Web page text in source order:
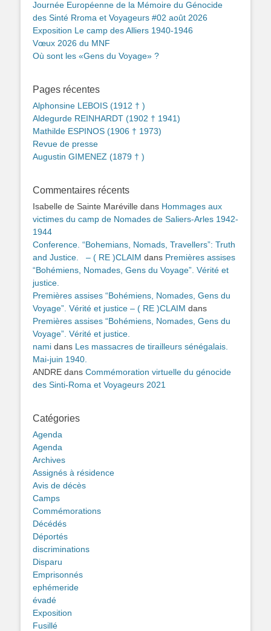
Journée Européenne de la Mémoire du Génocide
des Sinté Rroma et Voyageurs #02 août 2026
Exposition Le camp des Alliers 1940-1946
Vœux 2026 du MNF
Où sont les «Gens du Voyage» ?
Pages récentes
Alphonsine LEBOIS (1912 † )
Aldegurde REINHARDT (1902 † 1941)
Mathilde ESPINOS (1906 † 1973)
Revue de presse
Augustin GIMENEZ (1879 † )
Commentaires récents
Isabelle de Sainte Maréville dans Hommages aux
victimes du camp de Nomades de Saliers-Arles 1942-
1944
Conference. “Bohemians, Nomads, Travellers”: Truth
and Justice. – ( RE )CLAIM dans Premières assises
“Bohémiens, Nomades, Gens du Voyage”. Vérité et
justice.
Premières assises “Bohémiens, Nomades, Gens du
Voyage”. Vérité et justice – ( RE )CLAIM dans
Premières assises “Bohémiens, Nomades, Gens du
Voyage”. Vérité et justice.
nami dans Les massacres de tirailleurs sénégalais.
Mai-juin 1940.
ANDRE dans Commémoration virtuelle du génocide
des Sinti-Roma et Voyageurs 2021
Catégories
Agenda
Agenda
Archives
Assignés à résidence
Avis de décès
Camps
Commémorations
Décédés
Déportés
discriminations
Disparu
Emprisonnés
ephémeride
évadé
Exposition
Fusillé